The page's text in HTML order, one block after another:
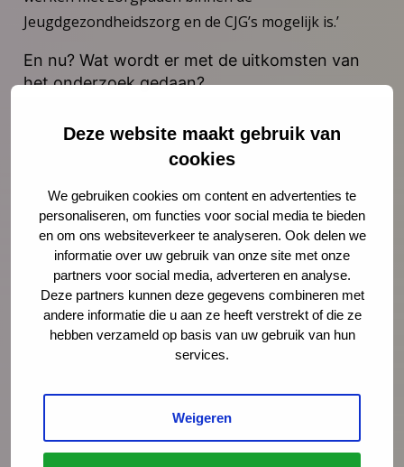
Deze website maakt gebruik van
cookies
We gebruiken cookies om content en advertenties te
personaliseren, om functies voor social media te bieden
en om ons websiteverkeer te analyseren. Ook delen we
informatie over uw gebruik van onze site met onze
partners voor social media, adverteren en analyse.
Deze partners kunnen deze gegevens combineren met
andere informatie die u aan ze heeft verstrekt of die ze
hebben verzameld op basis van uw gebruik van hun
services.
Weigeren
Jeugdgezondheidszorg en de CJG’s mogelijk is.’
En nu? Wat wordt er met de uitkomsten van
het onderzoek gedaan?
ZonMw opnieuw subsidie verkregen om de
projectresultaten verder te verspreiden en te
implementeren. Daarvoor gaan we een filmpje en
draaiboeken maken. Om te testen of de draaiboeken
daadwerkelijk behulpzaam zijn bij implementatie
worden er bijeenkomsten georganiseerd bij andere
organisaties in het land. Ook zullen we een deel van
de subsidie gebruiken om de techniek van het e-
consult te verbeteren. Kortom, het onderzoek is